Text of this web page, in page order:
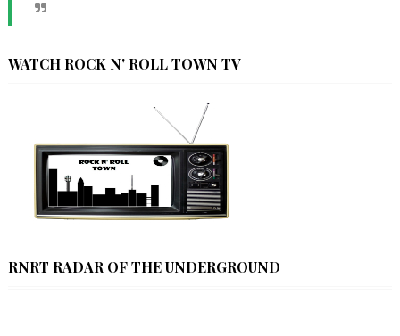
WATCH ROCK N' ROLL TOWN TV
RNRT RADAR OF THE UNDERGROUND